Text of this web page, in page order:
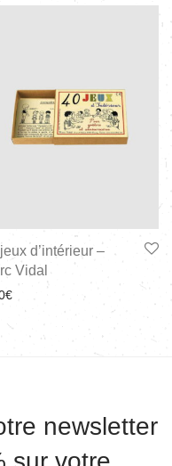
d’intérieur –
Vidal
€
newsletter